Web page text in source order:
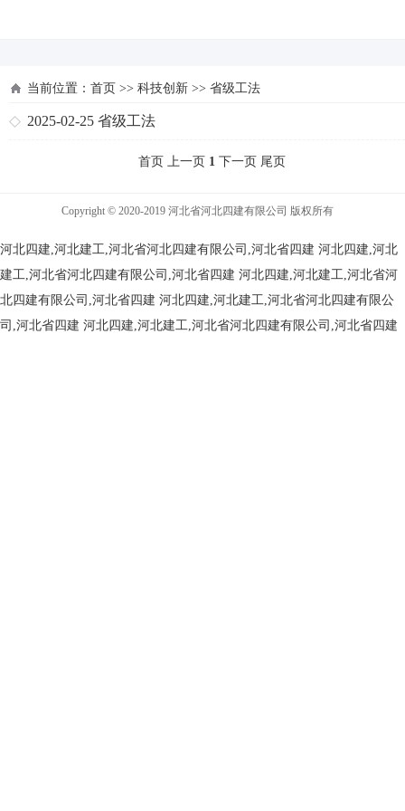
当前位置： 首页 >> 科技创新 >> 省级工法
2025-02-25 省级工法
首页 上一页 1 下一页 尾页
Copyright © 2020-2019 河北省河北四建有限公司 版权所有
河北四建,河北建工,河北省河北四建有限公司,河北省四建 河北四建,河北
建工,河北省河北四建有限公司,河北省四建 河北四建,河北建工,河北省河
北四建有限公司,河北省四建 河北四建,河北建工,河北省河北四建有限公
司,河北省四建 河北四建,河北建工,河北省河北四建有限公司,河北省四建